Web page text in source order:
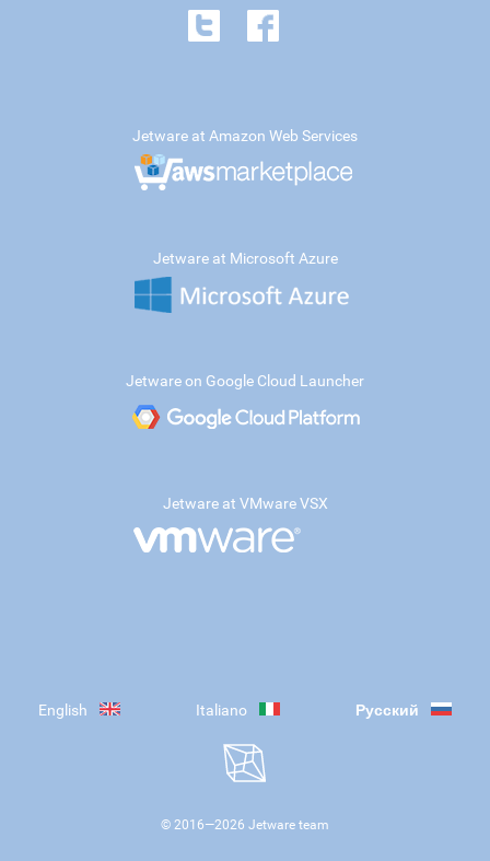
Jetware at Amazon Web Services
Jetware at Microsoft Azure
Jetware on Google Cloud Launcher
Jetware at VMware VSX
English Italiano Русский
© 2016—2026 Jetware team